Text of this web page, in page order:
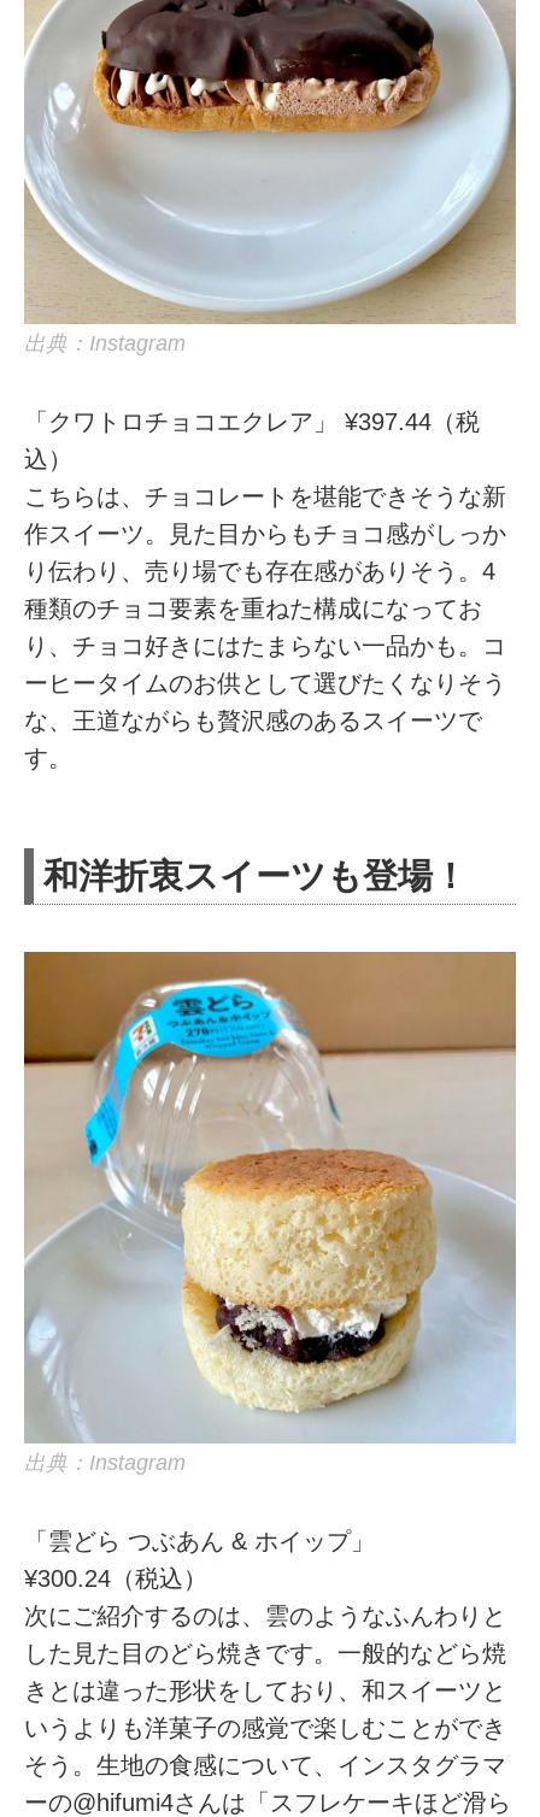
出典：Instagram
「クワトロチョコエクレア」 ¥397.44（税
込）
こちらは、チョコレートを堪能できそうな新
作スイーツ。見た目からもチョコ感がしっか
り伝わり、売り場でも存在感がありそう。4
種類のチョコ要素を重ねた構成になってお
り、チョコ好きにはたまらない一品かも。コ
ーヒータイムのお供として選びたくなりそう
な、王道ながらも贅沢感のあるスイーツで
す。
和洋折衷スイーツも登場！
出典：Instagram
「雲どら つぶあん & ホイップ」
¥300.24（税込）
次にご紹介するのは、雲のようなふんわりと
した見た目のどら焼きです。一般的などら焼
きとは違った形状をしており、和スイーツと
いうよりも洋菓子の感覚で楽しむことができ
そう。生地の食感について、インスタグラマ
ーの@hifumi4さんは「スフレケーキほど滑ら